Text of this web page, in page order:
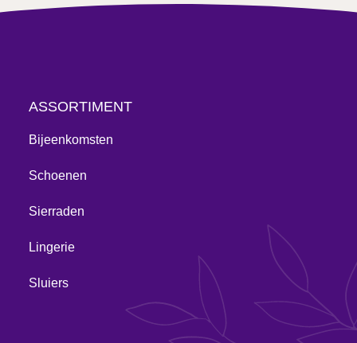
ASSORTIMENT
Bijeenkomsten
Schoenen
Sierraden
Lingerie
Sluiers